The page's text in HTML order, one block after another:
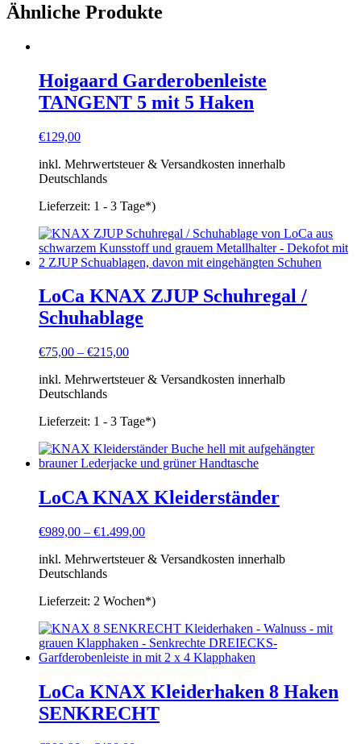
Ähnliche Produkte
Hoigaard Garderobenleiste
TANGENT 5 mit 5 Haken
€129,00
inkl. Mehrwertsteuer & Versandkosten innerhalb
Deutschlands
Lieferzeit: 1 - 3 Tage*)
LoCa KNAX ZJUP Schuhregal /
Schuhablage
€75,00 – €215,00
inkl. Mehrwertsteuer & Versandkosten innerhalb
Deutschlands
Lieferzeit: 1 - 3 Tage*)
LoCA KNAX Kleiderständer
€989,00 – €1.499,00
inkl. Mehrwertsteuer & Versandkosten innerhalb
Deutschlands
Lieferzeit: 2 Wochen*)
LoCa KNAX Kleiderhaken 8 Haken
SENKRECHT